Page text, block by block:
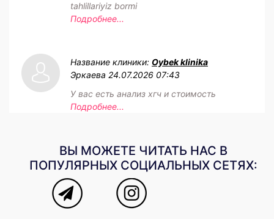
tahlillariyiz bormi
Подробнее...
Название клиники: Oybek klinika
Эркаева 24.07.2026 07:43
У вас есть анализ хгч и стоимость
Подробнее...
ВЫ МОЖЕТЕ ЧИТАТЬ НАС В
ПОПУЛЯРНЫХ СОЦИАЛЬНЫХ СЕТЯХ: